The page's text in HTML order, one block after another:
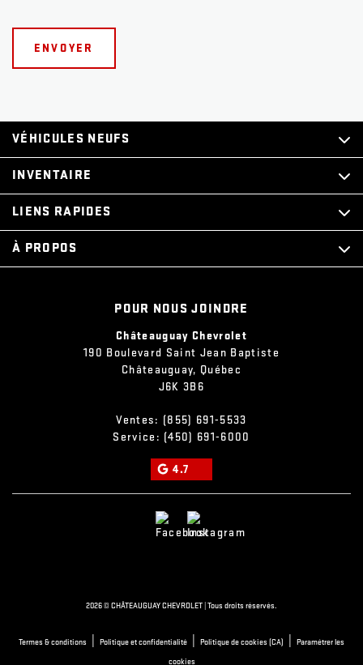
POUR NOUS JOINDRE
Châteauguay Chevrolet
190 Boulevard Saint Jean Baptiste
Châteauguay, Québec
J6K 3B6
Ventes: (855) 691-5533
Service: (450) 691-6000
4.7
VÉHICULES NEUFS
INVENTAIRE
LIENS RAPIDES
À PROPOS
2026 © CHÂTEAUGUAY CHEVROLET | Tous droits réservés.
Termes & conditions Politique et confidentialité Politique de cookies (CA)
Paramétrer les
cookies